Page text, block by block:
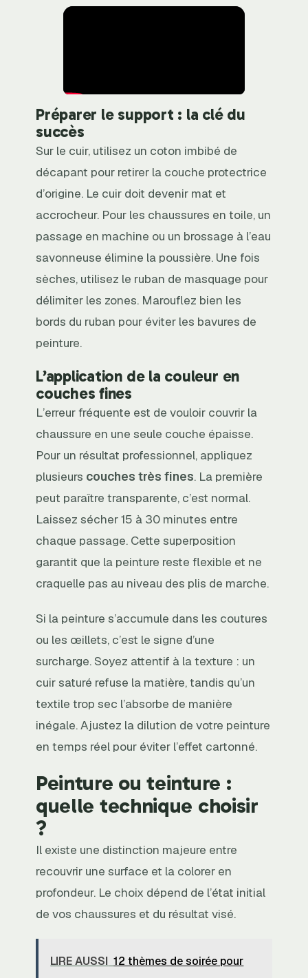
Préparer le support : la clé du
succès
Sur le cuir, utilisez un coton imbibé de
décapant pour retirer la couche protectrice
d’origine. Le cuir doit devenir mat et
accrocheur. Pour les chaussures en toile, un
passage en machine ou un brossage à l’eau
savonneuse élimine la poussière. Une fois
sèches, utilisez le ruban de masquage pour
délimiter les zones. Marouflez bien les
bords du ruban pour éviter les bavures de
peinture.
L’application de la couleur en
couches fines
L’erreur fréquente est de vouloir couvrir la
chaussure en une seule couche épaisse.
Pour un résultat professionnel, appliquez
plusieurs couches très fines. La première
peut paraître transparente, c’est normal.
Laissez sécher 15 à 30 minutes entre
chaque passage. Cette superposition
garantit que la peinture reste flexible et ne
craquelle pas au niveau des plis de marche.
Si la peinture s’accumule dans les coutures
ou les œillets, c’est le signe d’une
surcharge. Soyez attentif à la texture : un
cuir saturé refuse la matière, tandis qu’un
textile trop sec l’absorbe de manière
inégale. Ajustez la dilution de votre peinture
en temps réel pour éviter l’effet cartonné.
Peinture ou teinture :
quelle technique choisir
?
Il existe une distinction majeure entre
recouvrir une surface et la colorer en
profondeur. Le choix dépend de l’état initial
de vos chaussures et du résultat visé.
LIRE AUSSI 12 thèmes de soirée pour